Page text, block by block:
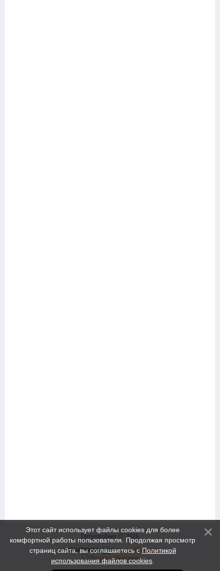
Dimedrolleer © 2026
Этот сайт использует файлы cookies для более
комфортной работы пользователя. Продолжая просмотр
страниц сайта, вы соглашаетесь сПолитикой
использования файлов cookies